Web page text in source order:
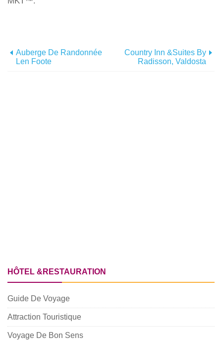
Auberge De Randonnée
Len Foote
Country Inn &Suites By
Radisson, Valdosta
HÔTEL &RESTAURATION
Guide De Voyage
Attraction Touristique
Voyage De Bon Sens